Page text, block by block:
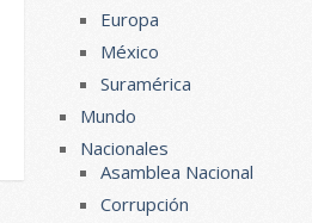
Europa
México
Suramérica
Mundo
Nacionales
Asamblea Nacional
Corrupción